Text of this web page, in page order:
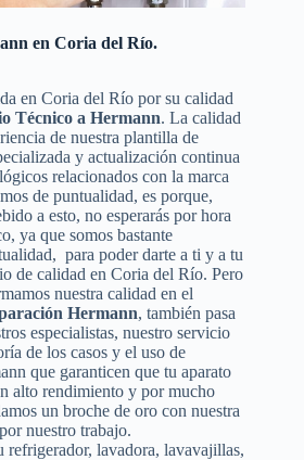
en Coria del Río.
en Coria del Río por su calidad
Técnico a Hermann. La calidad
de nuestra plantilla de
y actualización continua
relacionados con la marca
de puntualidad, es porque,
a esto, no esperarás por hora
ya que somos bastante
para poder darte a ti y a tu
de calidad en Coria del Río. Pero
nuestra calidad en el
Hermann, también pasa
especialistas, nuestro servicio
de los casos y el uso de
que garanticen que tu aparato
alto rendimiento y por mucho
un broche de oro con nuestra
nuestro trabajo.
refrigerador, lavadora, lavavajillas,